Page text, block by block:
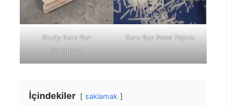
Shuliy Kuru Buz
Peletleyici
Kuru Buz Pelet Yapımı
İçindekiler saklamak